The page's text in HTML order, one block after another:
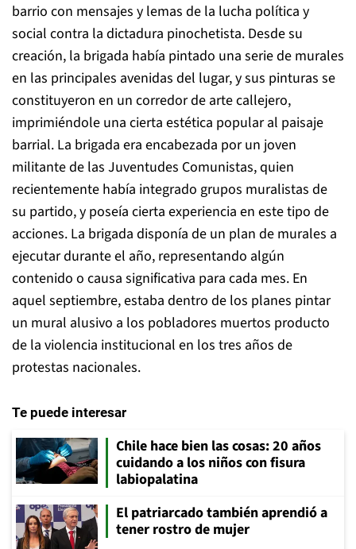
barrio con mensajes y lemas de la lucha política y
social contra la dictadura pinochetista. Desde su
creación, la brigada había pintado una serie de murales
en las principales avenidas del lugar, y sus pinturas se
constituyeron en un corredor de arte callejero,
imprimiéndole una cierta estética popular al paisaje
barrial. La brigada era encabezada por un joven
militante de las Juventudes Comunistas, quien
recientemente había integrado grupos muralistas de
su partido, y poseía cierta experiencia en este tipo de
acciones. La brigada disponía de un plan de murales a
ejecutar durante el año, representando algún
contenido o causa significativa para cada mes. En
aquel septiembre, estaba dentro de los planes pintar
un mural alusivo a los pobladores muertos producto
de la violencia institucional en los tres años de
protestas nacionales.
Te puede interesar
Chile hace bien las cosas: 20 años
cuidando a los niños con fisura
labiopalatina
El patriarcado también aprendió a
tener rostro de mujer